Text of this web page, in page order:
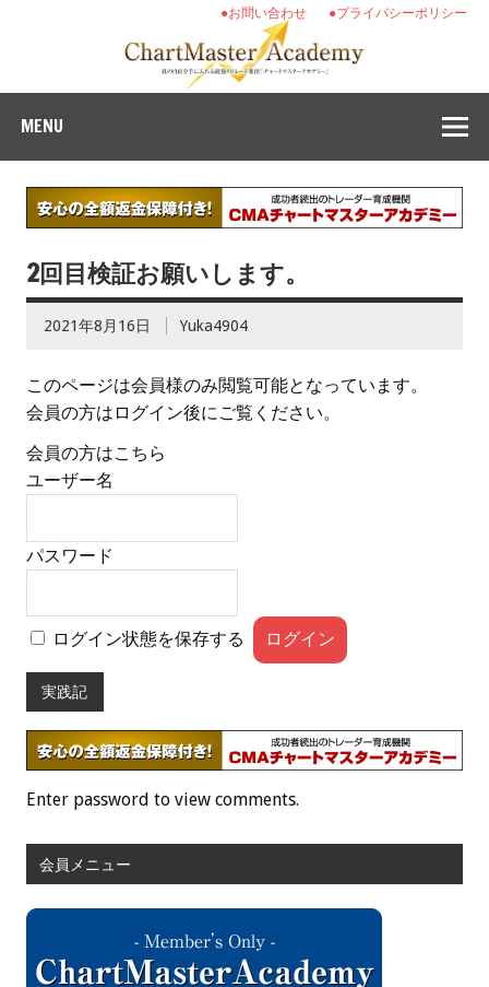
●プライバシーポリシー
●お問い合わせ
MENU
2回目検証お願いします。
2021年8月16日 Yuka4904
このページは会員様のみ閲覧可能となっています。
会員の方はログイン後にご覧ください。
会員の方はこちら
ユーザー名
パスワード
ログイン状態を保存する
実践記
Enter password to view comments.
会員メニュー